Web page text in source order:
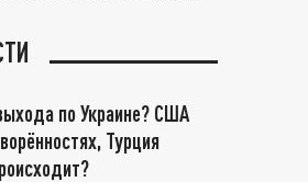
по Украине? США
Турция